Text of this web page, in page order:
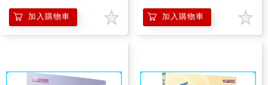
加入購物車 加入購物車